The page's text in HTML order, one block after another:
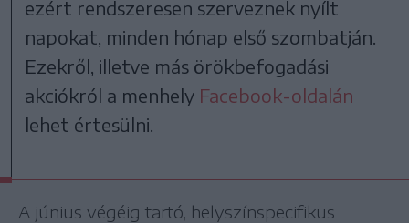
ezért rendszeresen szerveznek nyílt
napokat, minden hónap első szombatján.
Ezekről, illetve más örökbefogadási
akciókról a menhely Facebook-oldalán
lehet értesülni.
A június végéig tartó, helyszínspecifikus